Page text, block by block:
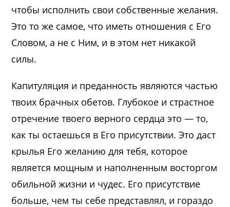
чтобы исполнить свои собственные желания.
Это то же самое, что иметь отношения с Его
Словом, а не с Ним, и в этом нет никакой
силы.
Капитуляция и преданность являются частью
твоих брачных обетов. Глубокое и страстное
отречение твоего верного сердца это — то,
как ты остаешься в Его присутствии. Это даст
крылья Его желанию для тебя, которое
является мощным и наполненным восторгом
обильной жизни и чудес. Его присутствие
больше, чем ты себе представлял, и гораздо